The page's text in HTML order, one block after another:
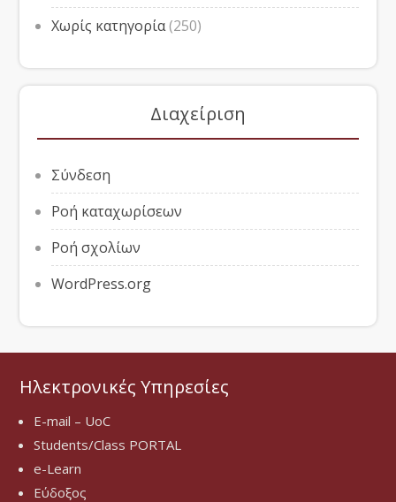
Χωρίς κατηγορία(250)
Διαχείριση
Σύνδεση
Ροή καταχωρίσεων
Ροή σχολίων
WordPress.org
Ηλεκτρονικές Υπηρεσίες
E-mail – UoC
Students/Class PORTAL
e-Learn
Εύδοξος